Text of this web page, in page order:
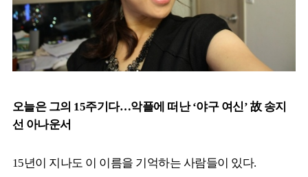
오늘은 그의 15주기다…악플에 떠난 ‘야구 여신’ 故 송지
선 아나운서
15년이 지나도 이 이름을 기억하는 사람들이 있다.